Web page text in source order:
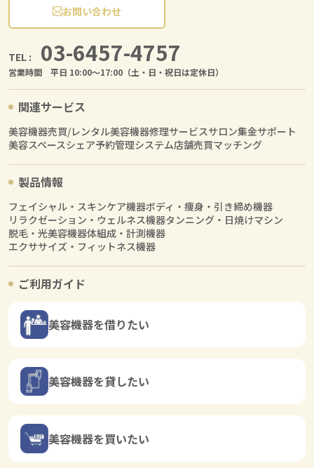
お問い合わせ
TEL : 03-6457-4757
営業時間 平日 10:00〜17:00（土・日・祝日は定休日）
関連サービス
美容機器売買/レンタル美容機器修理サービスサロン集金サポート
美容スペースシェア予約管理システム店舗売買マッチング
製品情報
フェイシャル・スキンケア機器ボディ・痩身・引き締め機器
リラクゼーション・ウェルネス機器タンニング・日焼けマシン
脱毛・光美容機器体組成・計測機器
エクササイズ・フィットネス機器
ご利用ガイド
美容機器を借りたい
美容機器を貸したい
美容機器を買いたい